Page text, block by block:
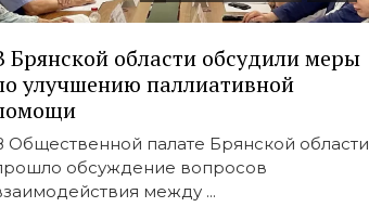
Брянской области обсудили меры
улучшению паллиативной
Общественной палате Брянской области
обсуждение вопросов
между ...